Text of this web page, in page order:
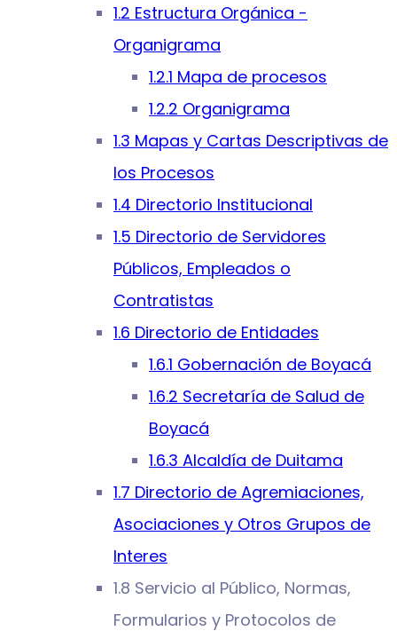
1.2 Estructura Orgánica -
Organigrama
1.2.1 Mapa de procesos
1.2.2 Organigrama
1.3 Mapas y Cartas Descriptivas de
los Procesos
1.4 Directorio Institucional
1.5 Directorio de Servidores
Públicos, Empleados o
Contratistas
1.6 Directorio de Entidades
1.6.1 Gobernación de Boyacá
1.6.2 Secretaría de Salud de
Boyacá
1.6.3 Alcaldía de Duitama
1.7 Directorio de Agremiaciones,
Asociaciones y Otros Grupos de
Interes
1.8 Servicio al Público, Normas,
Formularios y Protocolos de